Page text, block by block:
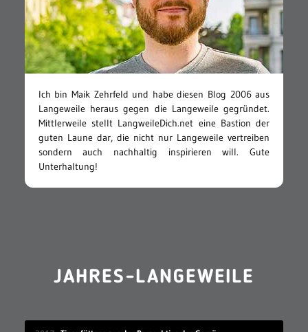
Ich bin Maik Zehrfeld und habe diesen Blog 2006 aus
Langeweile heraus gegen die Langeweile gegründet.
Mittlerweile stellt LangweileDich.net eine Bastion der
guten Laune dar, die nicht nur Langeweile vertreiben
sondern auch nachhaltig inspirieren will. Gute
Unterhaltung!
JAHRES-LANGEWEILE